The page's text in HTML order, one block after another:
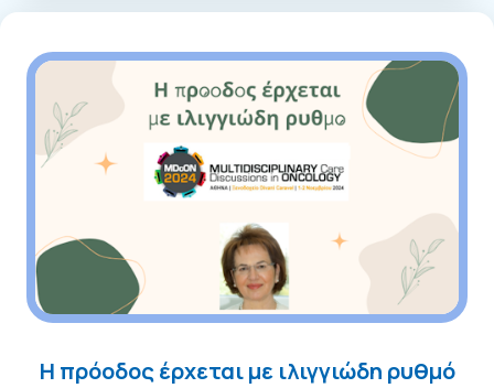
Η πρόοδος έρχεται με ιλιγγιώδη ρυθμό